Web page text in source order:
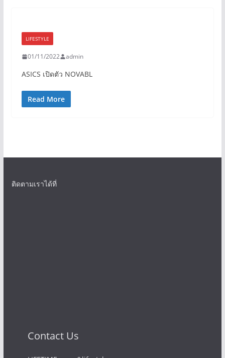
LIFESTYLE
01/11/2022 admin
ASICS เปิดตัว NOVABL
Read More
ติดตามเราได้ที่
Contact Us